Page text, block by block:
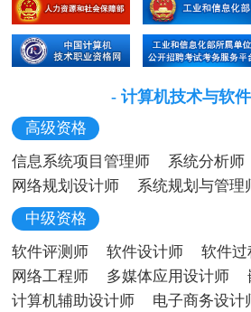
- 计算机技术与软
高级资格
信息系统项目管理师
系统分析师
网络规划设计师
系统规划与管理
中级资格
软件评测师
软件设计师
软件
网络工程师
多媒体应用设计师
计算机辅助设计师
电子商务设计